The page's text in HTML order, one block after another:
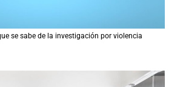
se sabe de la investigación por violencia